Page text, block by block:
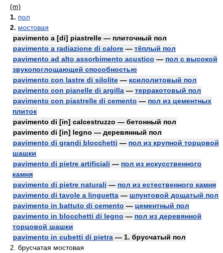
(m)
1. пол
2. мостовая
pavimento a [di] piastrelle — плиточный пол
pavimento a radiazione di calore — тёплый пол
pavimento ad alto assorbimento acustico — пол с высокой
звукопоглощающей способностью
pavimento con lastre di silolite — ксилолитовый пол
pavimento con pianelle di argilla — терракотовый пол
pavimento con piastrelle di cemento — пол из цементных
плиток
pavimento di [in] calcestruzzo — бетонный пол
pavimento di [in] legno — деревянный пол
pavimento di grandi blocchetti — пол из крупной торцовой
шашки
pavimento di pietre artificiali — пол из искусственного
камня
pavimento di pietre naturali — пол из естественного камня
pavimento di tavole a linguetta — шпунтовой дощатый пол
pavimento in battuto di cemento — цементный пол
pavimento in blocchetti di legno — пол из деревянной
торцовой шашки
pavimento in cubetti di pietra — 1. брусчатый пол
2. брусчатая мостовая